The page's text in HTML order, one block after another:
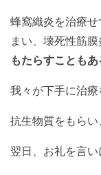
蜂窩織炎を治療
まい、壊死性筋
もたらすこともあ
我々が下手に治療
抗生物質をもらい
翌日、お礼を言い